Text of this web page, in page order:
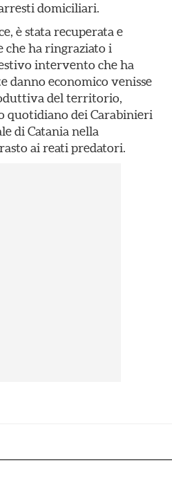
domiciliari.
è stata recuperata e
ha ringraziato i
intervento che ha
danno economico venisse
del territorio,
quotidiano dei Carabinieri
di Catania nella
ai reati predatori.